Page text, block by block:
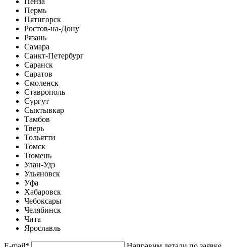
Пермь
Пятигорск
Ростов-на-Дону
Рязань
Самара
Санкт-Петербург
Саранск
Саратов
Смоленск
Ставрополь
Сургут
Сыктывкар
Тамбов
Тверь
Тольятти
Томск
Тюмень
Улан-Удэ
Ульяновск
Уфа
Хабаровск
Чебоксары
Челябинск
Чита
Ярославль